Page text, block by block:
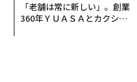
「老舗は常に新しい」。創業
360年ＹＵＡＳＡとカクシン